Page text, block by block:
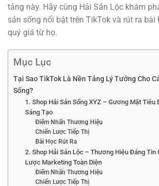
tảng này. Hãy cùng Hải Sản Lộc khám
sản sống nổi bật trên TikTok và rút ra bài
quý giá từ họ.
Mục Lục
Tại Sao TikTok Là Nền Tảng Lý Tưởng Cho
Sống?
1. Shop Hải Sản Sống XYZ – Gương Mặt Tiêu
Sáng Tạo
Điểm Nhấn Thương Hiệu
Chiến Lược Tiếp Thị
Bài Học Rút Ra
2. Shop Hải Sản Lộc – Thương Hiệu Đáng Tin
Lược Marketing Toàn Diện
Điểm Nhấn Thương Hiệu
Chiến Lược Tiếp Thị